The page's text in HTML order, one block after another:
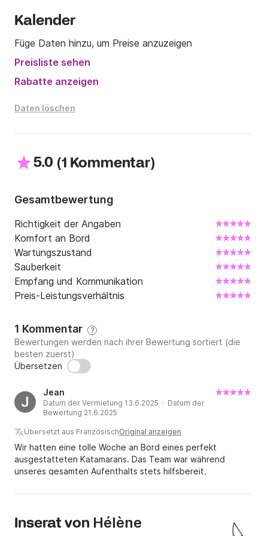
Kalender
Füge Daten hinzu, um Preise anzuzeigen
Preisliste sehen
Rabatte anzeigen
Daten löschen
5.0 (1 Kommentar)
Gesamtbewertung
Richtigkeit der Angaben
Komfort an Bord
Wartungszustand
Sauberkeit
Empfang und Kommunikation
Preis-Leistungsverhältnis
1 Kommentar ?
Bewertungen werden nach ihrer Bewertung sortiert (die
besten zuerst)
Übersetzen
J
Jean
Datum der Vermietung 13.6.2025 · Datum der
Bewertung 21.6.2025
Übersetzt aus FranzösischOriginal anzeigen
Wir hatten eine tolle Woche an Bord eines perfekt
ausgestatteten Katamarans. Das Team war während
unseres gesamten Aufenthalts stets hilfsbereit,
deutlich erleichtert hat. Ein wunderbares Erlebnis, das wir
Stéphane und das gesamte Team!
Inserat von Hélène